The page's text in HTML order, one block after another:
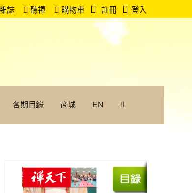
誌 聽禪 購物車 註冊 登入
各期目錄 商城 EN